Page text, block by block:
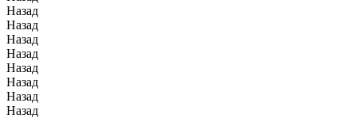
Назад
Назад
Назад
Назад
Назад
Назад
Назад
Назад